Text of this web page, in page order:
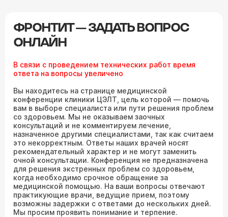
ФРОНТИТ — ЗАДАТЬ ВОПРОС
ОНЛАЙН
В связи с проведением технических работ время
ответа на вопросы увеличено
Вы находитесь на странице медицинской
конференции клиники ЦЭЛТ, цель которой — помочь
вам в выборе специалиста или пути решения проблем
со здоровьем. Мы не оказываем заочных
консультаций и не комментируем лечение,
назначенное другими специалистами, так как считаем
это некорректным. Ответы наших врачей носят
рекомендательный характер и не могут заменить
очной консультации. Конференция не предназначена
для решения экстренных проблем со здоровьем,
когда необходимо срочное обращение за
медицинской помощью. На ваши вопросы отвечают
практикующие врачи, ведущие прием, поэтому
возможны задержки с ответами до нескольких дней.
Мы просим проявить понимание и терпение.